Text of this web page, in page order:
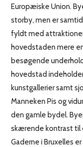
Europæiske Union.
storby, men er
fyldt med
hovedstaden mere
besøgende
hovedstad
kunstgallerier samt
Manneken Pis og
den gamle bydel.
skærende kontrast til
Gaderne i Bruxelles